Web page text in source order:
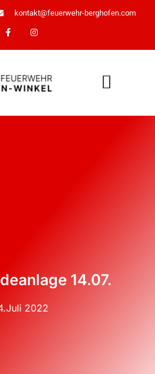
kontakt@feuerwehr-berghofen.com
14.07.
2022